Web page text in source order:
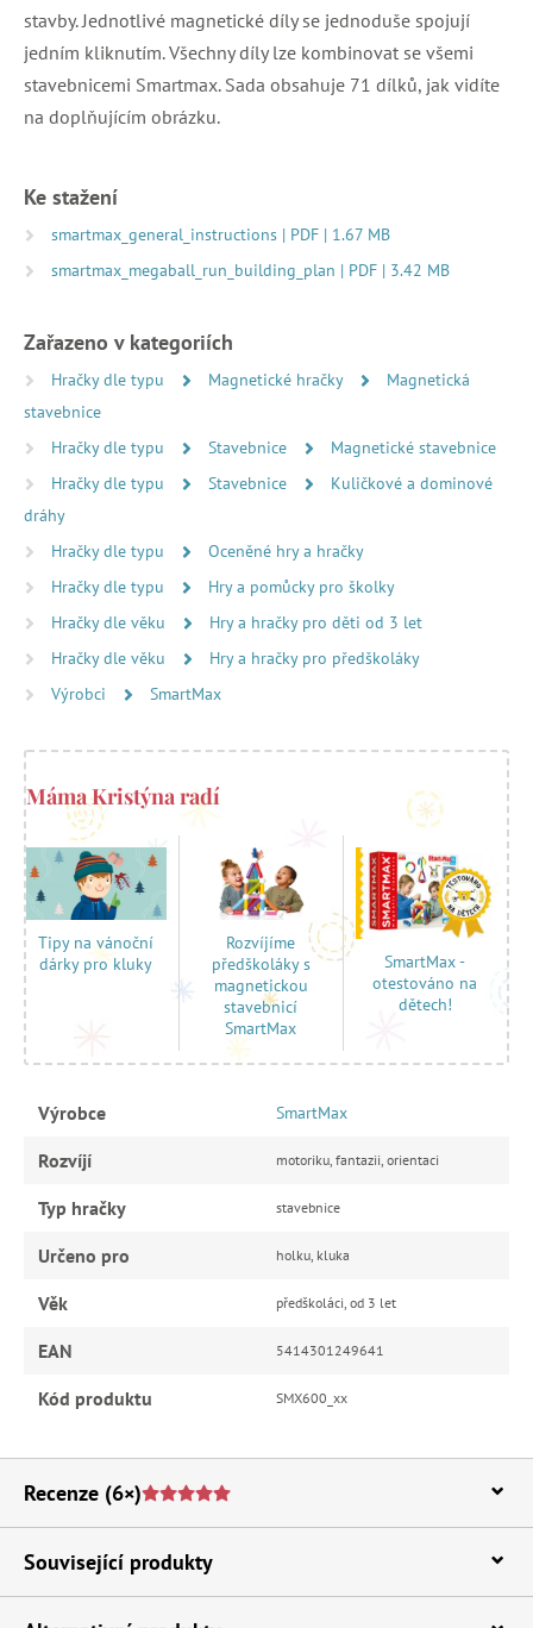
stavby. Jednotlivé magnetické díly se jednoduše spojují
jedním kliknutím. Všechny díly lze kombinovat se všemi
stavebnicemi Smartmax. Sada obsahuje 71 dílků, jak vidíte
na doplňujícím obrázku.
Ke stažení
smartmax_general_instructions | PDF | 1.67 MB
smartmax_megaball_run_building_plan | PDF | 3.42 MB
Zařazeno v kategoriích
Hračky dle typu Magnetické hračky
Magnetická
stavebnice
Hračky dle typu
Stavebnice
Magnetické stavebnice
Hračky dle typu
Stavebnice
Kuličkové a dominové
dráhy
Hračky dle typu
Oceněné hry a hračky
Hračky dle typu
Hry a pomůcky pro školky
Hračky dle věku
Hry a hračky pro děti od 3 let
Hračky dle věku
Hry a hračky pro předškoláky
Výrobci
SmartMax
Máma Kristýna radí
Tipy na vánoční
dárky pro kluky
Rozvíjíme
předškoláky s
magnetickou
stavebnicí
SmartMax
SmartMax -
otestováno na
dětech!
Výrobce SmartMax
Rozvíjí motoriku, fantazii, orientaci
Typ hračky stavebnice
Určeno pro holku, kluka
Věk předškoláci, od 3 let
EAN 5414301249641
Kód produktu SMX600_xx
Recenze (6×)
Související produkty